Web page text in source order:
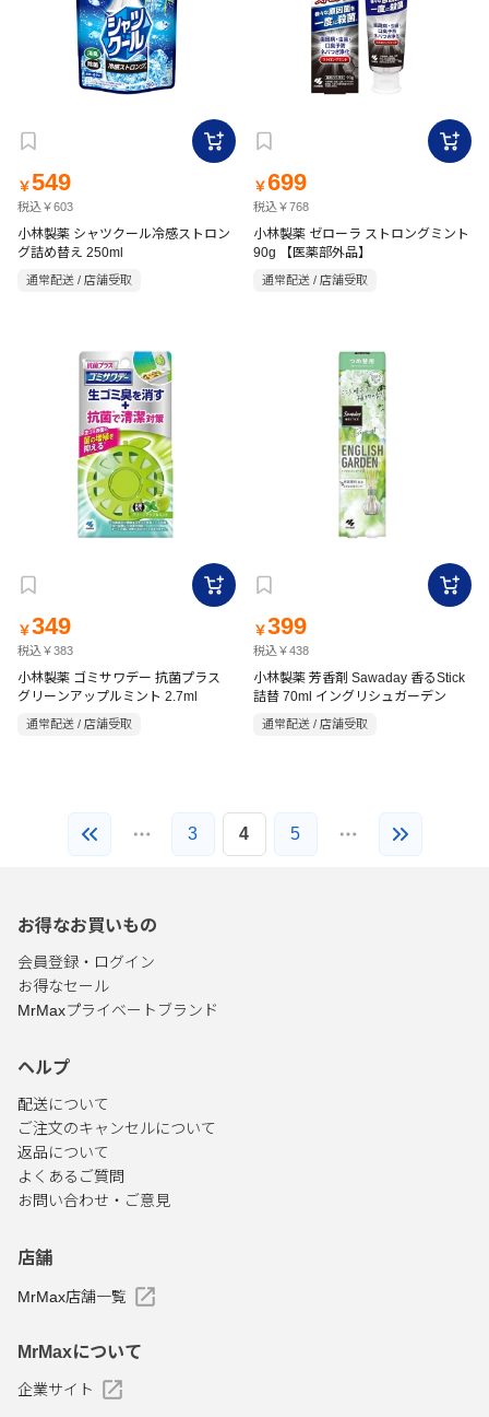
￥549
税込￥603
小林製薬 シャツクール冷感ストロン
グ詰め替え 250ml
通常配送 / 店舗受取
￥699
税込￥768
小林製薬 ゼローラ ストロングミント
90g 【医薬部外品】
通常配送 / 店舗受取
￥349
税込￥383
小林製薬 ゴミサワデー 抗菌プラス
グリーンアップルミント 2.7ml
通常配送 / 店舗受取
￥399
税込￥438
小林製薬 芳香剤 Sawaday 香るStick
詰替 70ml イングリシュガーデン
通常配送 / 店舗受取
3 4 5
お得なお買いもの
会員登録・ログイン
お得なセール
MrMaxプライベートブランド
ヘルプ
配送について
ご注文のキャンセルについて
返品について
よくあるご質問
お問い合わせ・ご意見
店舗
MrMax店舗一覧
MrMaxについて
企業サイト